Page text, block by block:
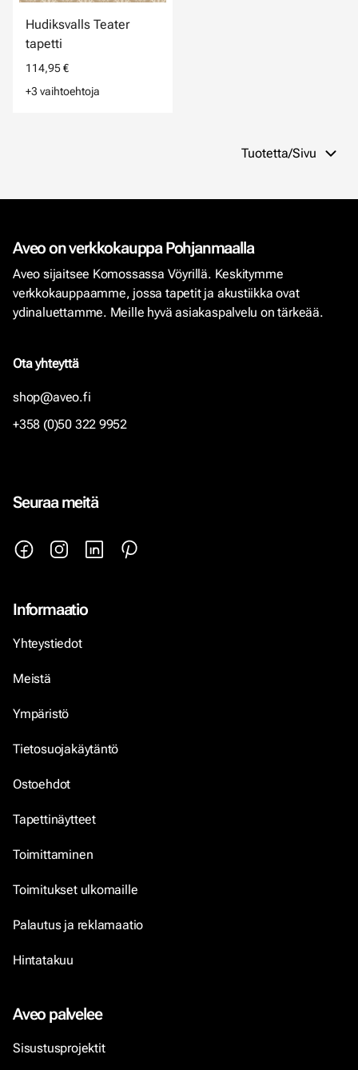
Hudiksvalls Teater
tapetti
114,95 €
+3 vaihtoehtoja
Tuotetta/Sivu
Aveo on verkkokauppa Pohjanmaalla
Aveo sijaitsee Komossassa Vöyrillä. Keskitymme
verkkokauppaamme, jossa tapetit ja akustiikka ovat
ydinaluettamme. Meille hyvä asiakaspalvelu on tärkeää.
Ota yhteyttä
shop@aveo.fi
+358 (0)50 322 9952
Seuraa meitä
Informaatio
Yhteystiedot
Meistä
Ympäristö
Tietosuojakäytäntö
Ostoehdot
Tapettinäytteet
Toimittaminen
Toimitukset ulkomaille
Palautus ja reklamaatio
Hintatakuu
Aveo palvelee
Sisustusprojektit